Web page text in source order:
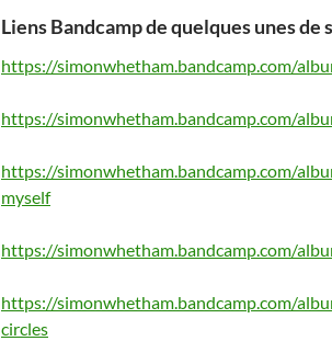
Liens Bandcamp de quelques unes de
https://simonwhetham.bandcamp.com/
https://simonwhetham.bandcamp.com/
https://simonwhetham.bandcamp.com/
myself
https://simonwhetham.bandcamp.com/
https://simonwhetham.bandcamp.com/
circles